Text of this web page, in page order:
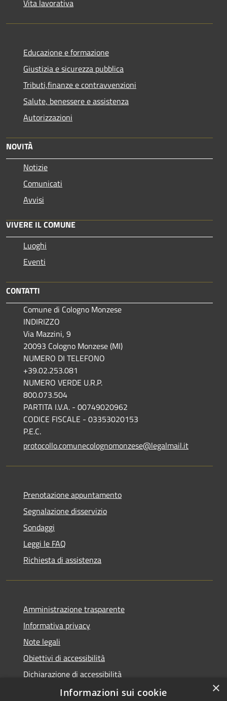
Vita lavorativa
Educazione e formazione
Giustizia e sicurezza pubblica
Tributi,finanze e contravvenzioni
Salute, benessere e assistenza
Autorizzazioni
NOVITÀ
Notizie
Comunicati
Avvisi
VIVERE IL COMUNE
Luoghi
Eventi
CONTATTI
Comune di Cologno Monzese
INDIRIZZO
Via Mazzini, 9
20093 Cologno Monzese (MI)
NUMERO DI TELEFONO
+39.02.253.081
NUMERO VERDE U.R.P.
800.073.504
PARTITA I.V.A. - 00749020962
CODICE FISCALE - 03353020153
P.E.C.
protocollo.comunecolognomonzese@legalmail.it
Prenotazione appuntamento
Segnalazione disservizio
Sondaggi
Leggi le FAQ
Richiesta di assistenza
Amministrazione trasparente
Informativa privacy
Note legali
Obiettivi di accessibilità
Dichiarazione di accessibilità
Open Data
×
Informazioni sui cookie